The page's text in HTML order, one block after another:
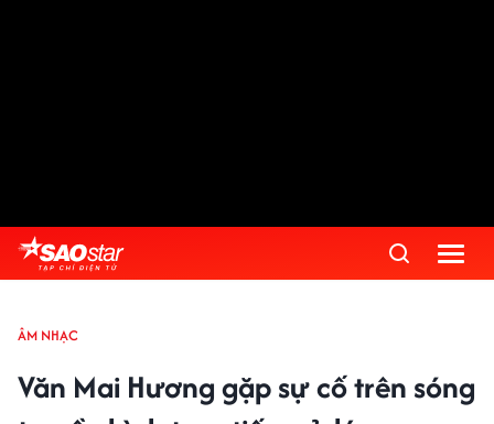
ÂM NHẠC
Văn Mai Hương gặp sự cố trên sóng